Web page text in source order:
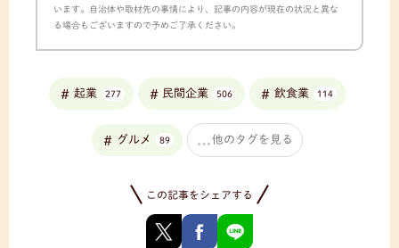
います。自治体や取材先の事情により、記事の内容が現在の状況と異な
る場合もございますので予めご了承ください。
起業 277 民間企業 506 飲食業 114
グルメ 89 他のタグを見る
この記事をシェアする